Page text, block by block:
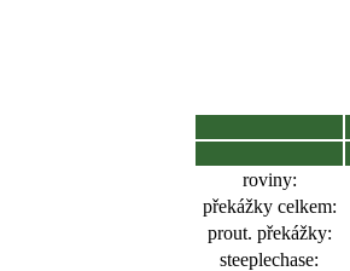
roviny:
překážky celkem:
prout. překážky:
steeplechase: